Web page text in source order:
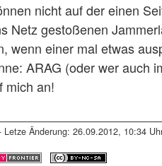
nicht auf der einen
Netz gestoßenen
wenn einer mal etwas
ARAG (oder wer auch
mich an!
Änderung: 26.09.2012, 10:34